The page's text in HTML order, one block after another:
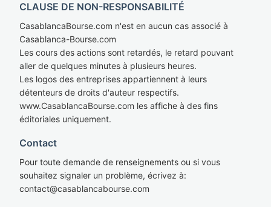
CLAUSE DE NON-RESPONSABILITÉ
CasablancaBourse.com n'est en aucun cas associé à
Casablanca-Bourse.com
Les cours des actions sont retardés, le retard pouvant
aller de quelques minutes à plusieurs heures.
Les logos des entreprises appartiennent à leurs
détenteurs de droits d'auteur respectifs.
www.CasablancaBourse.com les affiche à des fins
éditoriales uniquement.
Contact
Pour toute demande de renseignements ou si vous
souhaitez signaler un problème, écrivez à:
contact@casablancabourse.com